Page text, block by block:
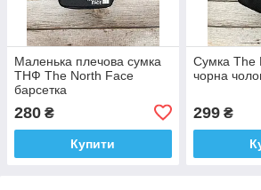
Маленька плечова сумка
ТНФ The North Face
барсетка
280 ₴
Купити
Сумка The
чорна
299₴